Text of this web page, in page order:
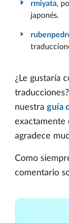
rmiyata,
japonés.
¿Le gustaría
nuestra guía
exactamente
agradece
Como
comentario